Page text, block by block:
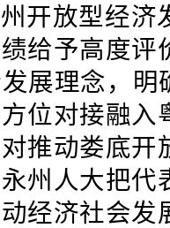
开放型经济
给予高度评
展理念，明
位对接融入
推动娄底开
州人大把代
经济社会发